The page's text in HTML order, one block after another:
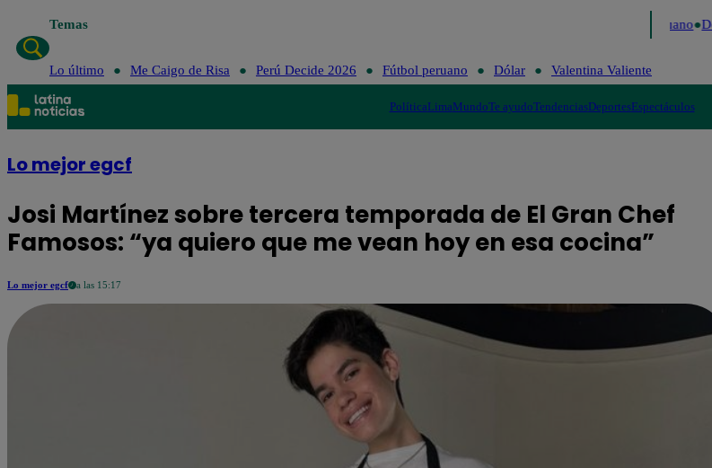
Temas Fútbol peruano
Lo último Me Caigo de Risa Perú Decide 2026 Fútbol peruano Dólar Valentina Valiente
PolíticaLimaMundoTe ayudoTendenciasDeportesEspectáculos
Lo mejor egcf
Josi Martínez sobre tercera temporada de El Gran Chef
Famosos: “ya quiero que me vean hoy en esa cocina”
Lo mejor egcf a las 15:17